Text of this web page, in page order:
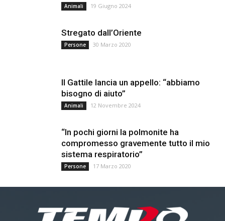
Animali 19 Giugno 2024
Stregato dall’Oriente
Persone 30 Marzo 2020
Il Gattile lancia un appello: “abbiamo
bisogno di aiuto”
Animali 12 Novembre 2024
“In pochi giorni la polmonite ha
compromesso gravemente tutto il mio
sistema respiratorio”
Persone 17 Marzo 2020